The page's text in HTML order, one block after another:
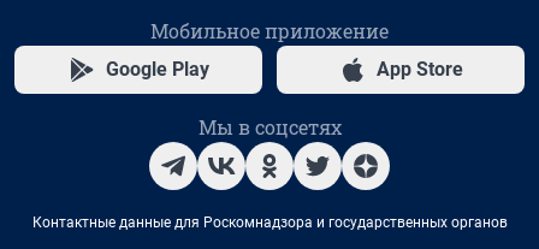
Мобильное приложение
Google Play App Store
Мы в соцсетях
Контактные данные для Роскомнадзора и государственных органов